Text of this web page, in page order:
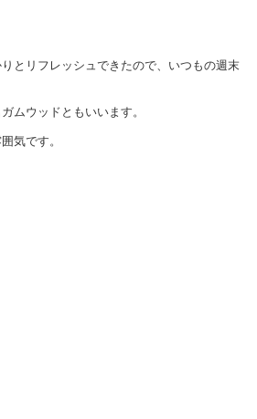
とリフレッシュできたので、いつもの週末
ムウッドともいいます。
気です。